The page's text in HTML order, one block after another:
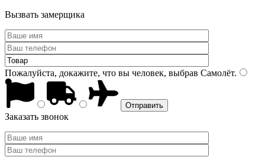
Вызвать замерщика
Пожалуйста, докажите, что вы человек, выбрав Самолёт.
Заказать звонок